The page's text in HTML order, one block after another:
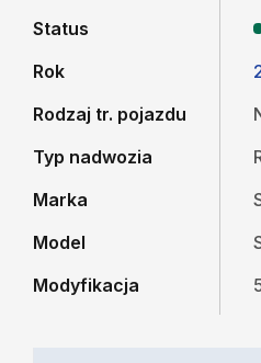
Status
Rok
Rodzaj tr. pojazdu
Typ nadwozia
Marka
Model
Modyfikacja